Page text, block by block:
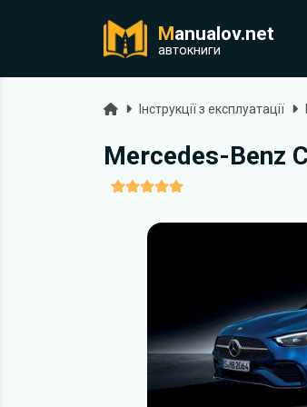
Manualov.net
автокниги
ГоловнаІнструкції з експлуатації
Mercedes-Benz